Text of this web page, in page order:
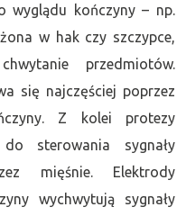
wyglądu kończyny – np.
w hak czy szczypce,
przedmiotów.
się najczęściej poprzez
Z kolei protezy
do sterowania sygnały
mięśnie. Elektrody
wychwytują sygnały